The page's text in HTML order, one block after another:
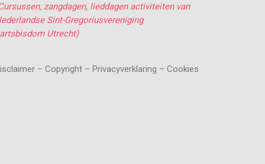
zangdagen, lieddagen activiteiten van
Sint-Gregoriusvereniging
Utrecht)
– Copyright – Privacyverklaring – Cookies